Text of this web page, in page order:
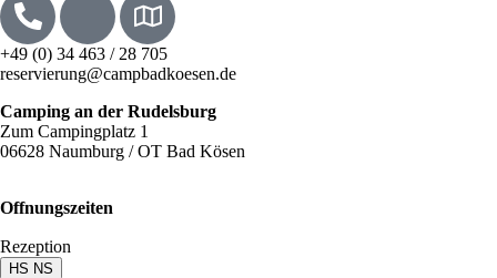
+49 (0) 34 463 / 28 705
reservierung@campbadkoesen.de
Camping an der Rudelsburg
Zum Campingplatz 1
06628 Naumburg / OT Bad Kösen
Offnungszeiten
Rezeption
HS NS